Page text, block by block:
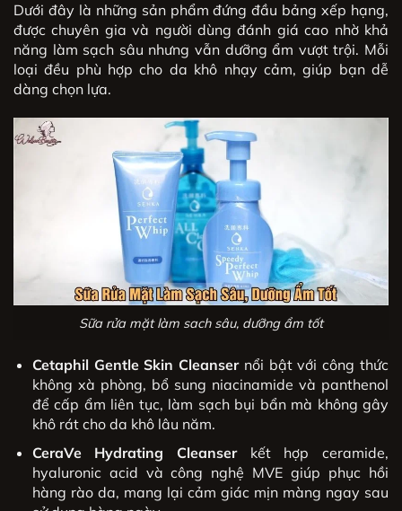
Dưới đây là những sản phẩm đứng đầu bảng xếp hạng,
được chuyên gia và người dùng đánh giá cao nhờ khả
năng làm sạch sâu nhưng vẫn dưỡng ẩm vượt trội. Mỗi
loại đều phù hợp cho da khô nhạy cảm, giúp bạn dễ
dàng chọn lựa.
Sữa rửa mặt làm sach sâu, dưỡng ẩm tốt
Cetaphil Gentle Skin Cleansernổi bật với công thức
không xà phòng, bổ sung niacinamide và panthenol
để cấp ẩm liên tục, làm sạch bụi bẩn mà không gây
khô rát cho da khô lâu năm.
CeraVe Hydrating Cleanserkết hợp ceramide,
hyaluronic acid và công nghệ MVE giúp phục hồi
hàng rào da, mang lại cảm giác mịn màng ngay sau